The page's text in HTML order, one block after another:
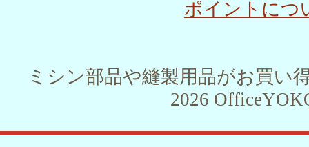
ポイントにつ
ミシン部品や縫製用品がお買
2026